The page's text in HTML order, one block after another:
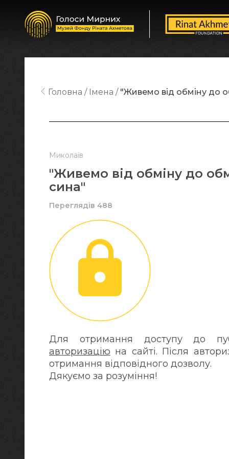
Миколаїв
"Живемо від обміну до
сина"
Переглядів 488
Для отримання доступу до
авторизацію на сайті. Після
отримання відповідного дозволу.
Дякуємо за розуміння!
Головна Імена "Живемо від обміну до